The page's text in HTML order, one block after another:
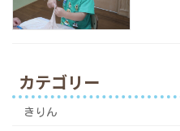
カテゴリー
きりん